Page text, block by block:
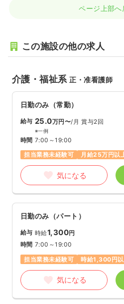
ページ上部へ
この施設の他の求人
介護・福祉系正・准看護師
日勤のみ（常勤）
給与 25.0万円〜/月 賞与2回
※一例
時間 7:00～19:00
担当業務未経験可
月給25万円以
気になる
日勤のみ（パート）
給与 時給1,300円
時間 7:00～19:00
担当業務未経験可
時給1,300円
気になる